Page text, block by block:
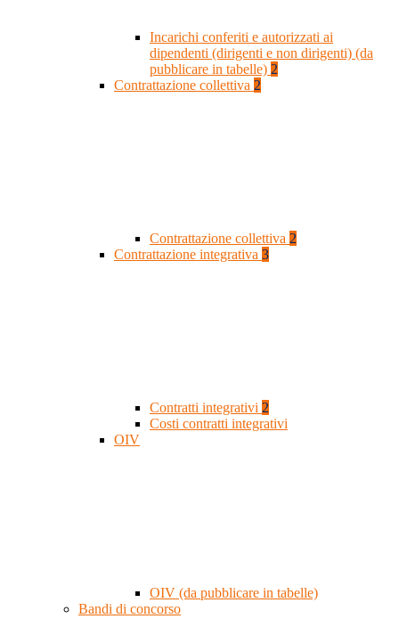
Incarichi conferiti e autorizzati ai
dipendenti (dirigenti e non dirigenti) (da
pubblicare in tabelle) 2
Contrattazione collettiva 2
Contrattazione collettiva 2
Contrattazione integrativa 3
Contratti integrativi 2
Costi contratti integrativi
OIV
OIV (da pubblicare in tabelle)
Bandi di concorso